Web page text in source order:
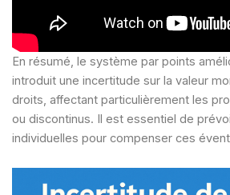
En résumé, le système par points
introduit une incertitude sur la valeur
droits, affectant particulièrement les
ou discontinus. Il est essentiel de
individuelles pour compenser ces